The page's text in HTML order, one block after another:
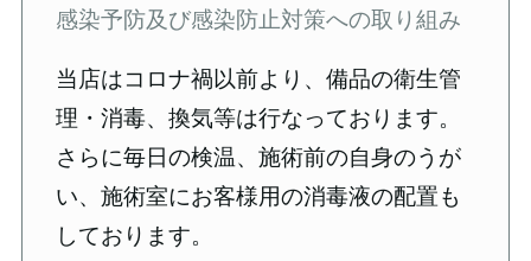
感染予防及び感染防止対策への取り組み
当店はコロナ禍以前より、備品の衛生管
理・消毒、換気等は行なっております。
さらに毎日の検温、施術前の自身のうが
い、施術室にお客様用の消毒液の配置も
しております。